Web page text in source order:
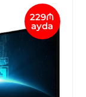
229₼
ayda